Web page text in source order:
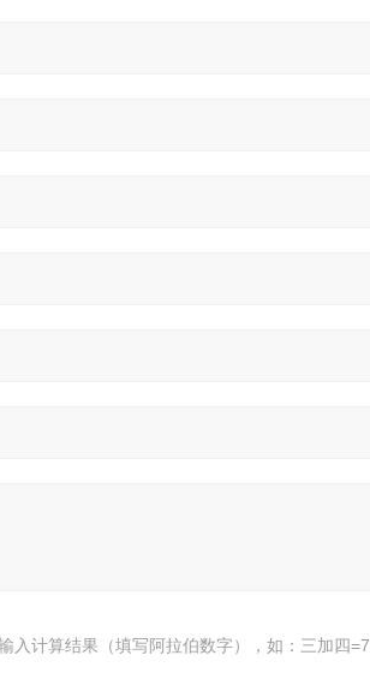
入计算结果（填写阿拉伯数字），如：三加四=7